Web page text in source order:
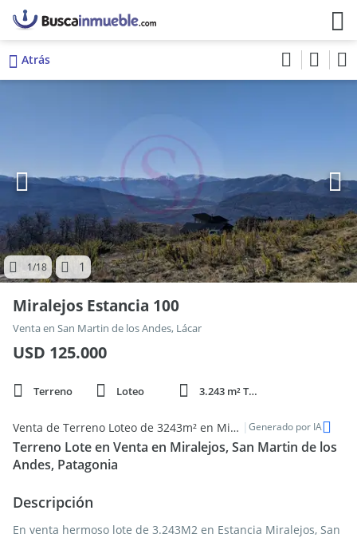
Atrás
1/18 1
Miralejos Estancia 100
Venta en San Martin de los Andes, Lácar
USD 125.000
Terreno Loteo 3.243 m² Total
Venta de Terreno Loteo de 3243m² en Miralejos Estancia, San Martín de los Andes | Generado por IA
Terreno Lote en Venta en Miralejos, San Martin de los
Andes, Patagonia
Descripción
En venta hermoso lote de 3.243M2 en Estancia Miralejos, San